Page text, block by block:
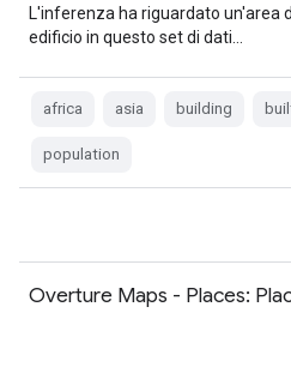
L'inferenza ha riguardato un'area
edificio in questo set di dati…
africa asia building
population
Overture Maps - Places: